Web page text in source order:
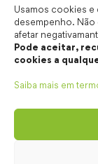
Usamos cookies e
desempenho.
afetar
Pode aceitar,
cookies a
Saiba mais em